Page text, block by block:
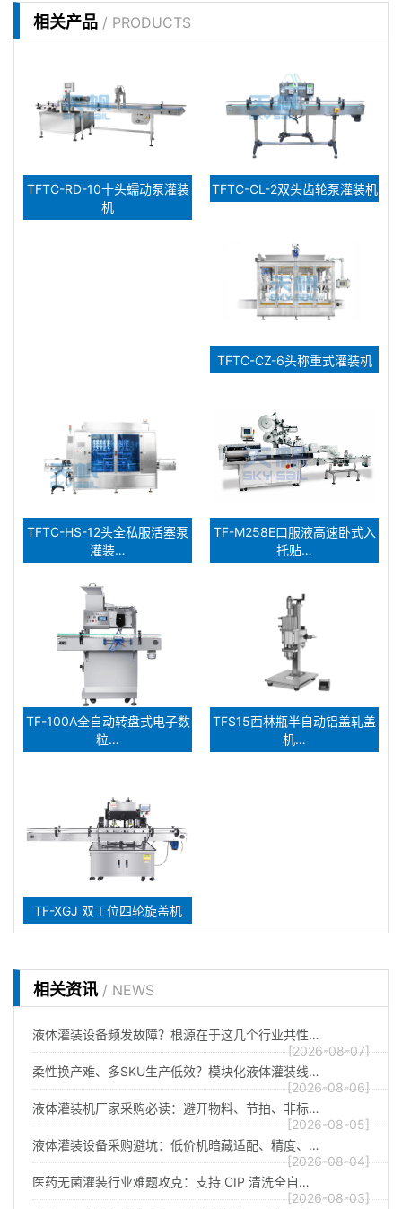
相关产品 / PRODUCTS
TFTC-RD-10十头蠕动泵灌装
机
TFTC-CL-2双头齿轮泵灌装机
TFTC-CZ-6头称重式灌装机
TFTC-HS-12头全私服活塞泵
灌装…
TF-M258E口服液高速卧式入
托贴…
TF-100A全自动转盘式电子数
粒…
TFS15西林瓶半自动铝盖轧盖
机…
TF-XGJ 双工位四轮旋盖机
相关资讯 / NEWS
液体灌装设备频发故障？根源在于这几个行业共性…
[2026-08-07]
柔性换产难、多SKU生产低效？模块化液体灌装线…
[2026-08-06]
液体灌装机厂家采购必读：避开物料、节拍、非标…
[2026-08-05]
液体灌装设备采购避坑：低价机暗藏适配、精度、…
[2026-08-04]
医药无菌灌装行业难题攻克：支持 CIP 清洗全自…
[2026-08-03]